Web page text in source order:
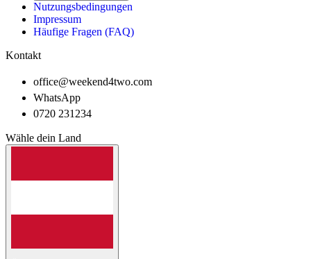
Nutzungsbedingungen
Impressum
Häufige Fragen (FAQ)
Kontakt
office@weekend4two.com
WhatsApp
0720 231234
Wähle dein Land